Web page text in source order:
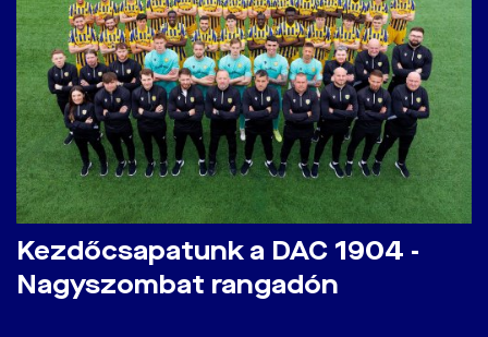
Kezdőcsapatunk a DAC 1904 -
Nagyszombat rangadón